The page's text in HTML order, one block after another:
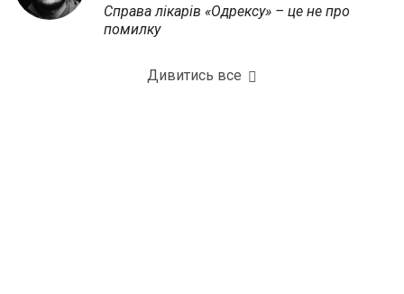
Справа лікарів «Одрексу» – це не про
помилку
Дивитись все